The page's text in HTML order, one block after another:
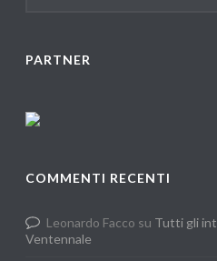
PARTNER
COMMENTI RECENTI
Leonardo Facco su Tutti gli
Ventennale